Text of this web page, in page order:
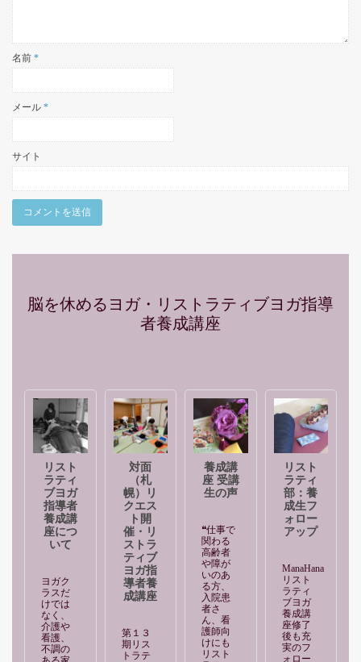
名前 *
メール *
サイト
脳を休めるヨガ・リストラティブヨガ指導
者養成講座
リスト
ラティ
ブヨガ
指導者
養成講
座につ
いて
ヨガク
ラスだ
けでは
なく、
介護や
看護、
不調の
対面
（札
幌）リ
クエス
ト開
催・リ
ストラ
ティブ
ヨガ指
導者養
成講座
第１３
期リス
トラテ
養成講
座 受講
生の声
❝仕事で
関わる
高齢者
や障が
いのあ
る方、
入院患
者さ
ん、看
護師向
けにも
リスト
リスト
ラティ
部：養
成生フ
ォロー
アップ
ManaHana
リスト
ラティ
ブヨガ
養成講
座修了
後も充
実のフ
ォロー